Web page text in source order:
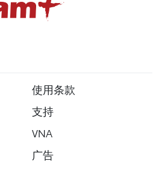
使用条款
支持
VNA
广告